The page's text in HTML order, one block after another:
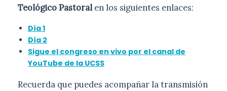
Teológico Pastoralen los siguientes enlaces:
Día 1
Día 2
Sigue el congreso en vivo por el canal de
YouTube de la UCSS
Recuerda que puedes acompañar la transmisión